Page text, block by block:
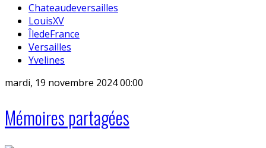
Chateaudeversailles
LouisXV
ÎledeFrance
Versailles
Yvelines
mardi, 19 novembre 2024 00:00
Mémoires partagées